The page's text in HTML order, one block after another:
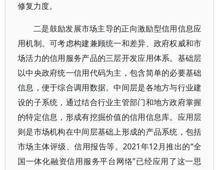
修复力度。
二是鼓励发展市场主导的正向激励型信用信息应
用机制。可考虑构建兼顾统一和差异、政府权威和市
场活力的信用服务产品的三层开发应用体系。基础层
以中央政府统一信用代码为主，包含简单的必要基础
信息，便于综合调用数据。中间层是各地方与行业建
设的子系统，通过结合行业主管部门和地方政府掌握
的特定信息，形成有挖掘价值的信用信息库。应用层
则是市场机构在中间层基础上形成的产品系统，包括
市场主体评级、信用报告等。2021年12月推出的“全
国一体化融资信用服务平台网络”已经应用了这一思